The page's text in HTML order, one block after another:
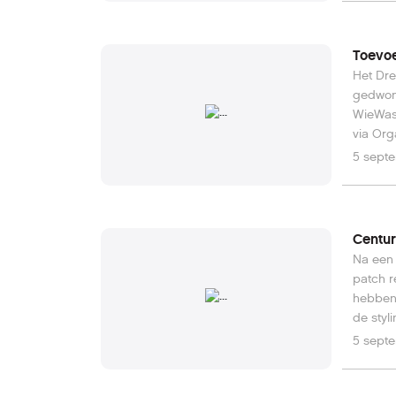
Het
via
5
Na
patch
de
zo in
5